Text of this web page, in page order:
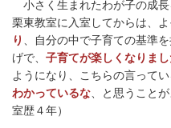
小さく生まれたわが子の成
栗東教室に入室してからは、
り
、自分の中で子育ての基準
げで、 子育てが楽しくなりまし
ようになり、こちらの言って
わかっているな 、と思うこと
室歴４年）